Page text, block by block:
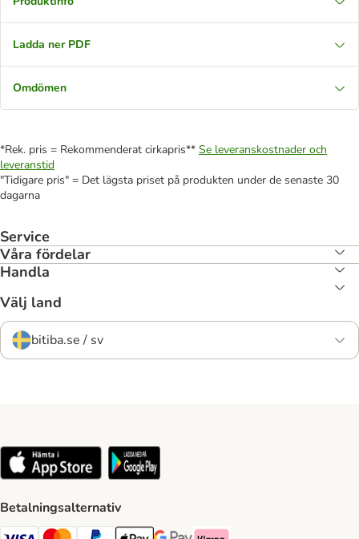
Ladda ner PDF
Omdömen
*Rek. pris = Rekommenderat cirkapris** Se leveranskostnader och
leveranstid
"Tidigare pris" = Det lägsta priset på produkten under de senaste 30
dagarna
Service
Våra fördelar
Handla
Välj land
bitiba.se / sv
Betalningsalternativ